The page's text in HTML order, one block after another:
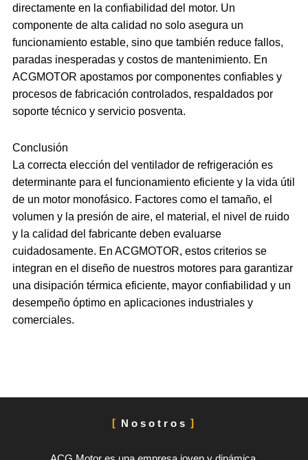
directamente en la confiabilidad del motor. Un
componente de alta calidad no solo asegura un
funcionamiento estable, sino que también reduce fallos,
paradas inesperadas y costos de mantenimiento. En
ACGMOTOR apostamos por componentes confiables y
procesos de fabricación controlados, respaldados por
soporte técnico y servicio posventa.
Conclusión
La correcta elección del ventilador de refrigeración es
determinante para el funcionamiento eficiente y la vida útil
de un motor monofásico. Factores como el tamaño, el
volumen y la presión de aire, el material, el nivel de ruido
y la calidad del fabricante deben evaluarse
cuidadosamente. En ACGMOTOR, estos criterios se
integran en el diseño de nuestros motores para garantizar
una disipación térmica eficiente, mayor confiabilidad y un
desempeño óptimo en aplicaciones industriales y
comerciales.
Nosotros